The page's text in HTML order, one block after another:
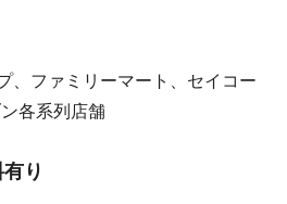
、ファミリーマート、セイコー
各系列店舗
り